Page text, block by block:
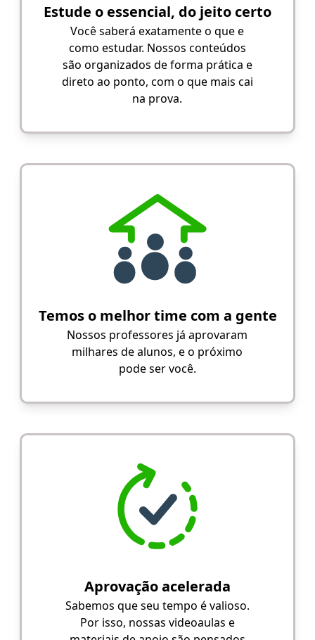
Estude o essencial, do jeito certo
Você saberá exatamente o que e
como estudar. Nossos conteúdos
são organizados de forma prática e
direto ao ponto, com o que mais cai
na prova.
Temos o melhor time com a gente
Nossos professores já aprovaram
milhares de alunos, e o próximo
pode ser você.
Aprovação acelerada
Sabemos que seu tempo é valioso.
Por isso, nossas videoaulas e